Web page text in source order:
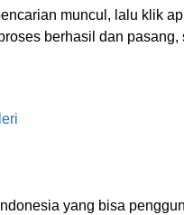
muncul, lalu klik
berhasil dan pasang,
yang bisa